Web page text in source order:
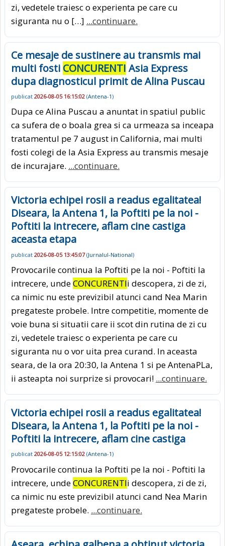
zi, vedetele traiesc o experienta pe care cu
siguranta nu o […] ...continuare.
Ce mesaje de sustinere au transmis mai
multi fosti CONCURENTI Asia Express
dupa diagnosticul primit de Alina Puscau
publicat 2026-08-05 16:15:02 (Antena-1)
Dupa ce Alina Puscau a anuntat in spatiul public
ca sufera de o boala grea si ca urmeaza sa inceapa
tratamentul pe 7 august in California, mai multi
fosti colegi de la Asia Express au transmis mesaje
de incurajare. ...continuare.
Victoria echipei rosii a readus egalitatea!
Diseara, la Antena 1, la Poftiti pe la noi -
Poftiti la intrecere, aflam cine castiga
aceasta etapa
publicat 2026-08-05 13:45:07(Jurnalul-National)
Provocarile continua la Poftiti pe la noi - Poftiti la
intrecere, undeCONCURENTIi descopera, zi de zi,
ca nimic nu este previzibil atunci cand Nea Marin
pregateste probele. Intre competitie, momente de
voie buna si situatii care ii scot din rutina de zi cu
zi, vedetele traiesc o experienta pe care cu
siguranta nu o vor uita prea curand. In aceasta
seara, de la ora 20:30, la Antena 1 si pe AntenaPLa,
ii asteapta noi surprize si provocari! ...continuare.
Victoria echipei rosii a readus egalitatea!
Diseara, la Antena 1, la Poftiti pe la noi -
Poftiti la intrecere, aflam cine castiga
publicat 2026-08-05 12:15:02 (Antena-1)
Provocarile continua la Poftiti pe la noi - Poftiti la
intrecere, undeCONCURENTIi descopera, zi de zi,
ca nimic nu este previzibil atunci cand Nea Marin
pregateste probele. ...continuare.